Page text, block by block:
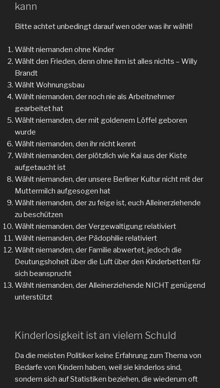
kann
Bitte achtet unbedingt darauf wen oder was ihr wählt!
Wählt niemanden ohne Kinder
Wählt den Frieden, denn ohne ihm ist alles nichts – Willy
Brandt
Wählt Wohnungsbau
Wählt niemanden, der noch nie als Arbeitnehmer
gearbeitet hat
Wählt niemanden, der mit goldenem Löffel geboren
wurde
Wählt niemanden, den ihr nicht kennt
Wählt niemanden, der plötzlich wie Kai aus der Kiste
aufgetaucht ist
Wählt niemanden, der unsere Berliner Kultur nicht mit der
Muttermilch aufgesogen hat
Wählt niemanden, der zu feige ist, euch Alleinerziehende
zu beschützen
Wählt niemanden, der Vergewaltigung relativiert
Wählt niemanden, der Pädophilie relativiert
Wählt niemanden, der Familie abwertet, jedoch die
Deutungshoheit über die Luft über den Kinderbetten für
sich beansprucht
Wählt niemanden, der Alleinerziehende NICHT genügend
unterstützt
Kinderlosigkeit ist an vielem Schuld
Da die meisten Politiker keine Erfahrung zum Thema von
Bedarfe von Kindern haben, weil sie kinderlos sind,
sondern sich auf Statistiken beziehen, die wiederum oft